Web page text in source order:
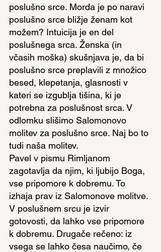
poslušno srce. Morda je po naravi
poslušno srce bližje ženam kot
možem? Intuicija je en del
poslušnega srca. Ženska (in
včasih moška) skušnjava je, da bi
poslušno srce preplavili z množico
besed, klepetanja, glasnosti v
kateri se izgublja tišina, ki je
potrebna za poslušnost srca. V
odlomku slišimo Salomonovo
molitev za poslušno srce. Naj bo to
tudi naša molitev.
Pavel v pismu Rimljanom
zagotavlja da njim, ki ljubijo Boga,
vse pripomore k dobremu. To
izhaja prav iz Salomonove molitve.
V poslušnem srcu je izvir
gotovosti, da lahko vse pripomore
k dobremu. Drugače rečeno: iz
vsega se lahko česa naučimo, če